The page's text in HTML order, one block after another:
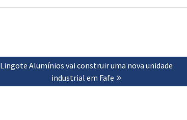
Next
Lingote Alumínios vai construir uma nova unidade
industrial em Fafe